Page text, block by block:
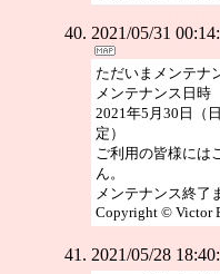
2021/05/31
ただいまメンテナ
メンテナンス日時
2021年5月30日（
定）
ご利用の皆様には
ん。
メンテナンス終了
Copyright © Victor
2021/05/28